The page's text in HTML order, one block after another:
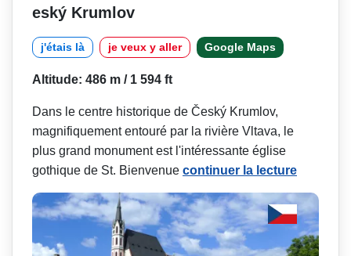
eský Krumlov
j'étais là je veux y aller Google Maps
Altitude: 486 m / 1 594 ft
Dans le centre historique de Český Krumlov,
magnifiquement entouré par la rivière Vltava, le
plus grand monument est l'intéressante église
gothique de St. Bienvenue continuer la lecture